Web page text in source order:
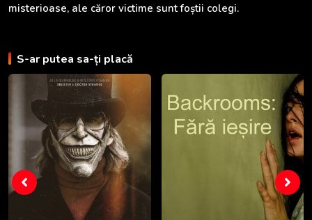
misterioase, ale căror victime sunt foștii colegi.
S-ar putea sa-ți placă